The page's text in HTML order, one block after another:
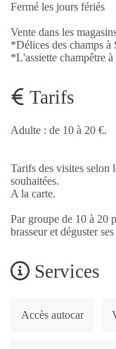
Fermé les jours fériés
Vente dans les
*Délices des champs à
*L'assiette champêtre
Tarifs
Adulte : de 10 à 20 €.
Tarifs des visites selon
souhaitées.
A la carte.
Par groupe de 10 à 20
brasseur et déguster
Services
Accès autocar